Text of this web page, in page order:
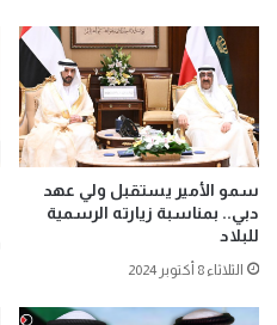
سمو الأمير يستقبل ولي عهد
دبي.. بمناسبة زيارته الرسمية
للبلاد
الثلاثاء 8 أكتوبر 2024